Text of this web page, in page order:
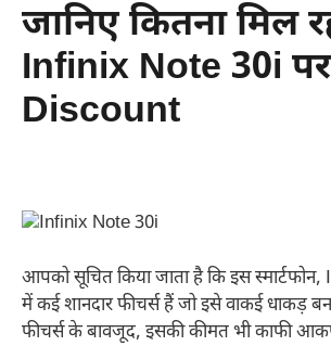
जानिए कितना मिल
Infinix Note 30i पर
Discount
आपको सूचित किया जाता है कि इस
में कई शानदार फीचर्स हैं जो इसे वाकई धाकड़
फीचर्स के बावजूद, इसकी कीमत भी काफी